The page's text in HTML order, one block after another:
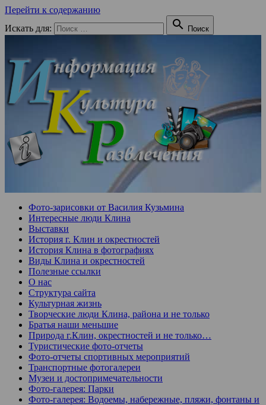
Перейти к содержанию
Искать для:
 Поиск
Фото-зарисовки от Василия Кузьмина
Интересные люди Клина
Выставки
История г. Клин и окрестностей
История Клина в фотографиях
Виды Клина и окрестностей
Полезные ссылки
О нас
Структура сайта
Культурная жизнь
Творческие люди Клина, района и не только
Братья наши меньшие
Природа г.Клин, окрестностей и не только…
Туристические фото-отчеты
Фото-отчеты спортивных мероприятий
Транспортные фотогалереи
Музеи и достопримечательности
Фото-галерея: Парки
Фото-галерея: Водоемы, набережные, пляжи, фонтаны и